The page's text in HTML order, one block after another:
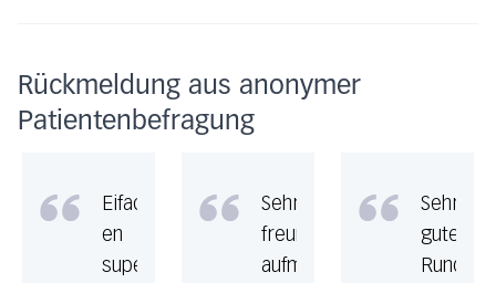
Rückmeldung aus anonymer
Patientenbefragung
Eifach
en
supergueti
Sehr
freundlich,
aufmerksam
Sehr
gute